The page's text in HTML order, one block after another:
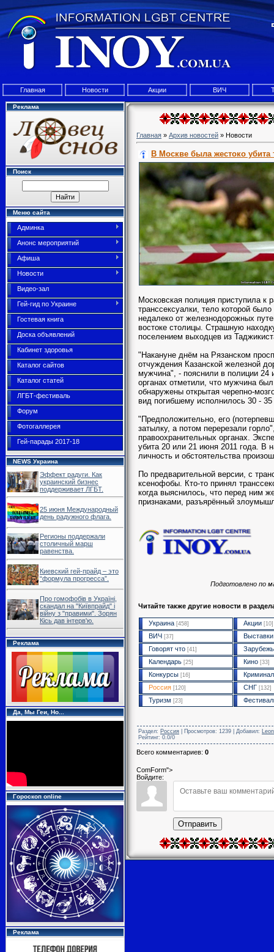
Главная Новости Акции ВИЧ
Реклама
Поиск
Меню сайта
Админка
Анонс мероприятий
Афиша
Новости
Видео-зал
Гей-гид по Украине
Гостевая книга
Доска объявлений
Кабинет здоровья
Каталог сайтов
Каталог статей
ЛГБТ-фестиваль
Форум
Фотогаллерея
Гей-парады 2017-18
NEWS Украина
Эффект радуги. Как
украинский бизнес
поддерживает ЛГБТ.
25 июня Международный
день радужного флага.
Регионы поддержали
столичный марш
равенства.
Киевский гей-прайд – это
“формула прогресса”.
Про гомофобів в Україні,
скандал на "Київпрайд" і
війну з "правими". Зорян
Кісь дав інтерв'ю.
Реклама
Да, Мы Геи, Но...
Гороскоп online
Реклама
Главная » Архив новостей » Новости
В Москве была жестоко убита
Московская полиция приступила к
транссексуалки, тело которой
недалеко от железнодорожных
востоке столицы. Страшную
поселением выходцев из
"Накануне днём на Рязанском
отчуждения Казанской железной
мужчина", - пояснили в полиции 24
органах отметили, что мужчина
обнаружены открытая черепно-
вид погибшему исполнилось 30 -
"Предположительно, его
затылку, а потом перерезали
правоохранительных органах.
убита 20 или 21 июня 2011 года. В
личность и обстоятельства
По предварительной версии, с
ксенофобы. Кто-то принял
когда выяснилось, что перед ним
признаками, разъярённый
Подготовлено по
Читайте также другие новости в
Украина [458] Акции [10]
ВИЧ [37]
Выставки
Говорят что [41]
Календарь [25] Кино [33]
Конкурсы [16]
Криминал
Россия [120] СНГ [132]
Туризм [23]
Раздел: Россия Просмотров: 1239 | Добавил:
Leon
Рейтинг: 0.0/0
Всего комментариев: 0
ComForm">
Войдите:
Отправить